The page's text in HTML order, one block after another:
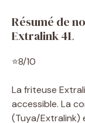
Résumé de
Extralink 4L
⭐8/10
La friteuse
accessible. La
(Tuya/Extralink)